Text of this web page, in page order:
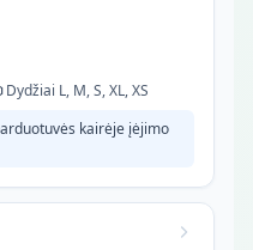
Dydžiai L, M, S, XL, XS
kairėje įėjimo